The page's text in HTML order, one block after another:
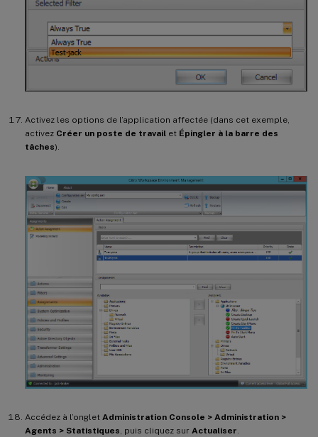
Activez les options de l’application affectée (dans cet exemple,
activez Créer un poste de travail et Épingler à la barre des
tâches).
Accédez à l’onglet Administration Console > Administration >
Agents > Statistiques, puis cliquez sur Actualiser.